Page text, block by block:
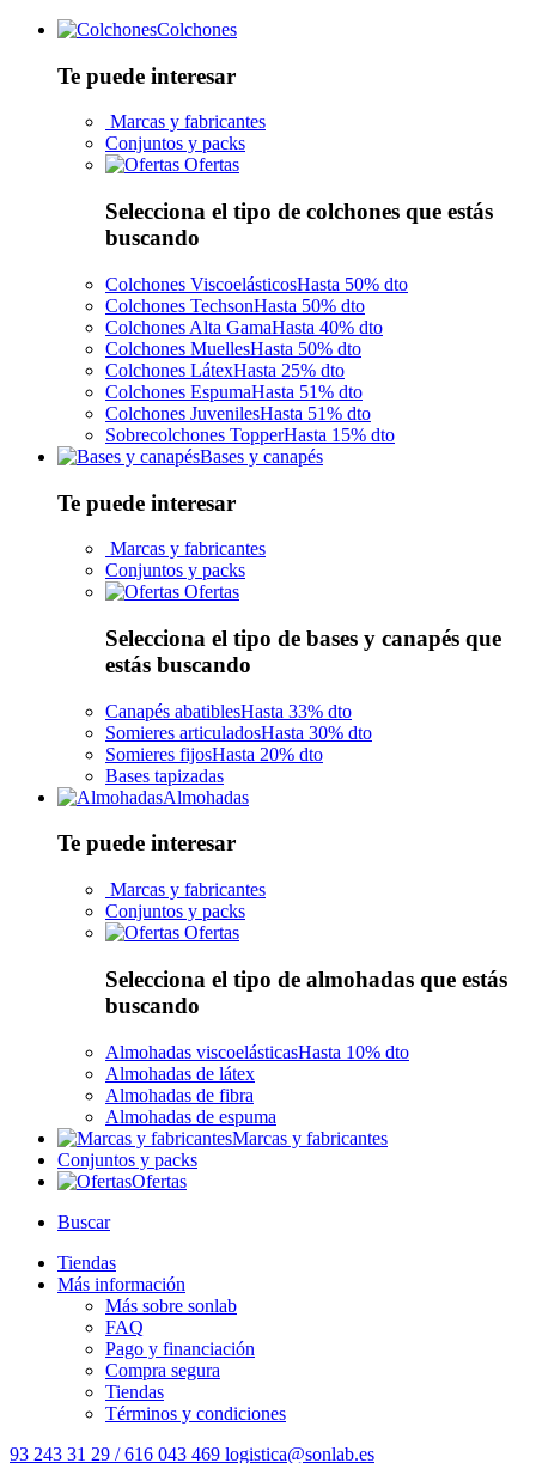
Colchones
Te puede interesar
Marcas y fabricantes
Conjuntos y packs
Ofertas
Selecciona el tipo de colchones que estás
buscando
Colchones ViscoelásticosHasta 50% dto
Colchones TechsonHasta 50% dto
Colchones Alta GamaHasta 40% dto
Colchones MuellesHasta 50% dto
Colchones LátexHasta 25% dto
Colchones EspumaHasta 51% dto
Colchones JuvenilesHasta 51% dto
Sobrecolchones TopperHasta 15% dto
Bases y canapés
Te puede interesar
Marcas y fabricantes
Conjuntos y packs
Ofertas
Selecciona el tipo de bases y canapés que
estás buscando
Canapés abatiblesHasta 33% dto
Somieres articuladosHasta 30% dto
Somieres fijosHasta 20% dto
Bases tapizadas
Almohadas
Te puede interesar
Marcas y fabricantes
Conjuntos y packs
Ofertas
Selecciona el tipo de almohadas que estás
buscando
Almohadas viscoelásticasHasta 10% dto
Almohadas de látex
Almohadas de fibra
Almohadas de espuma
Marcas y fabricantes
Conjuntos y packs
Ofertas
Buscar
Tiendas
Más información
Más sobre sonlab
FAQ
Pago y financiación
Compra segura
Tiendas
Términos y condiciones
93 243 31 29 / 616 043 469 logistica@sonlab.es